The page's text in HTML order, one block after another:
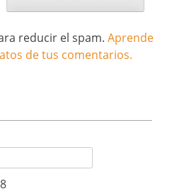
reducir el spam. Aprende
de tus comentarios.